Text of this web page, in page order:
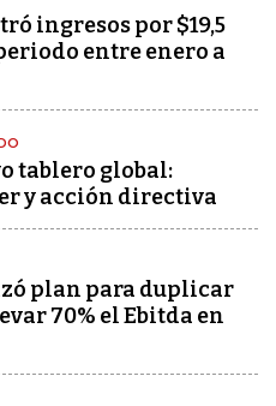
ingresos por $19,5
entre enero a
tablero global:
y acción directiva
plan para duplicar
70% el Ebitda en